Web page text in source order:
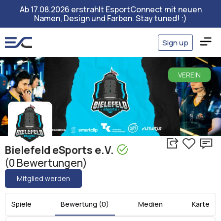
Ab 17.08.2026 erstrahlt EsportConnect mit neuen
Namen, Design und Farben. Stay tuned! :)
Sign up
VEREIN
Bielefeld eSports e.V.
(0 Bewertungen)
Mitglied werden
Spiele Bewertung (0) Medien Karte